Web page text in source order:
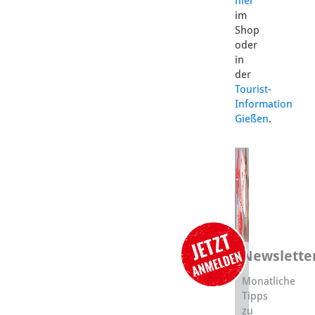
im
Shop
oder
in
der
Tourist-
Information
Gießen.
Monatliche
Tipps
zu